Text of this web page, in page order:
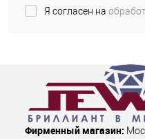
Я согласен на
Фирменный магазин: